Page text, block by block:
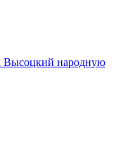
Высоцкий народную